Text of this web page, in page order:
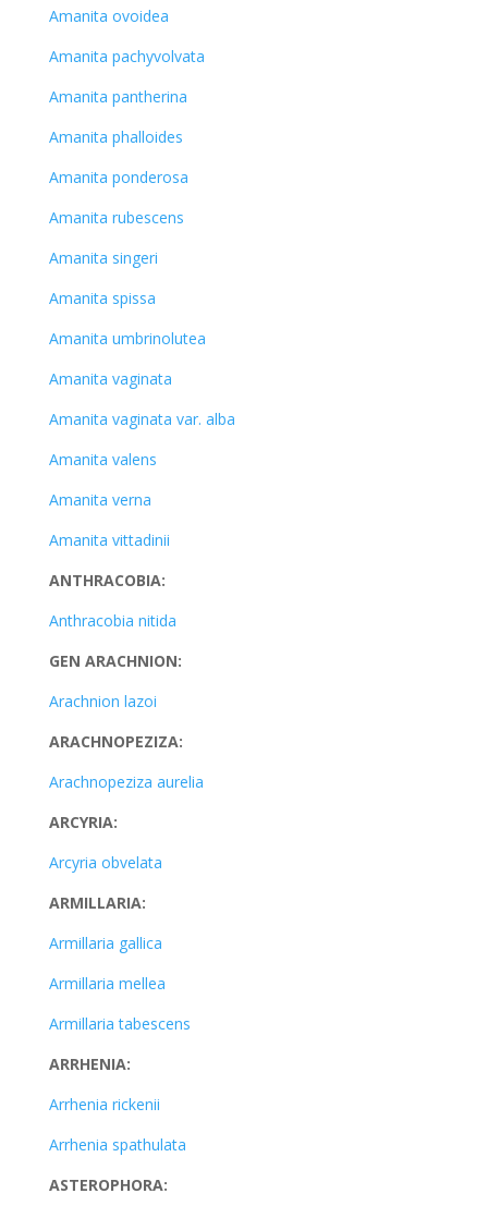
Amanita ovoidea
Amanita pachyvolvata
Amanita pantherina
Amanita phalloides
Amanita ponderosa
Amanita rubescens
Amanita singeri
Amanita spissa
Amanita umbrinolutea
Amanita vaginata
Amanita vaginata var. alba
Amanita valens
Amanita verna
Amanita vittadinii
ANTHRACOBIA:
Anthracobia nitida
GEN ARACHNION:
Arachnion lazoi
ARACHNOPEZIZA:
Arachnopeziza aurelia
ARCYRIA:
Arcyria obvelata
ARMILLARIA:
Armillaria gallica
Armillaria mellea
Armillaria tabescens
ARRHENIA:
Arrhenia rickenii
Arrhenia spathulata
ASTEROPHORA: